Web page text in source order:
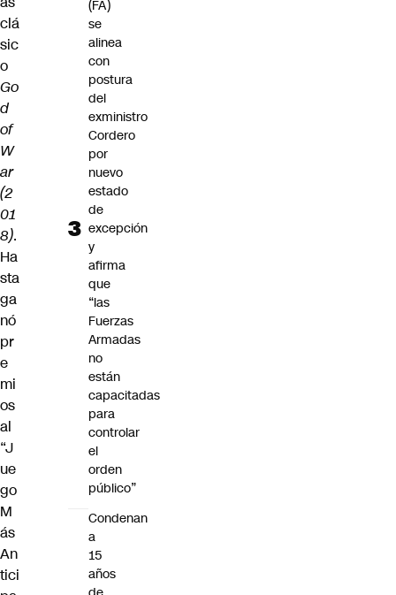
clá
sic
o
Go
d
of
W
ar
(2
01
8).
Ha
sta
ga
nó
pr
e
mi
os
al
“J
ue
go
M
ás
An
tici
(FA)
se
alinea
con
postura
del
exministro
Cordero
por
nuevo
estado
de
excepción
y
afirma
que
“las
Fuerzas
Armadas
no
están
capacitadas
para
controlar
el
orden
público”
Condenan
a
15
años